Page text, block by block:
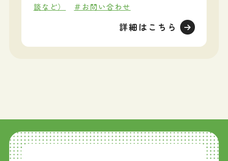
談など）
＃お問い合わせ
詳細はこちら